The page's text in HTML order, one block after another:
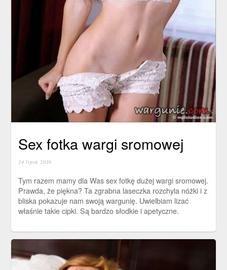
Sex fotka wargi sromowej
24 lipca 2016
Tym razem mamy dla Was sex fotkę dużej wargi sromowej.
Prawda, że piękna? Ta zgrabna laseczka rozchyla nóżki i z
bliska pokazuje nam swoją wargunię. Uwielbiam lizać
właśnie takie cipki. Są bardzo słodkie i apetyczne.